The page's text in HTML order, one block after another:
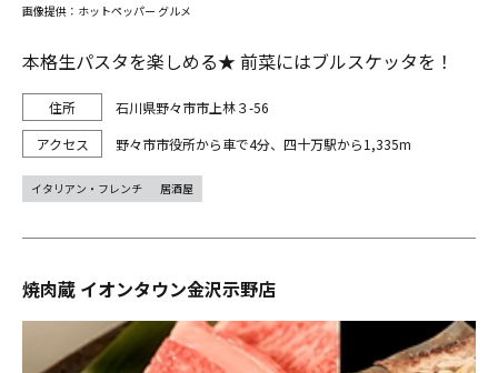
本格生パスタを楽しめる★ 前菜にはブルスケッタを！
石川県野々市市上林３-56
野々市市役所から車で4分、四十万駅から1,335m
画像提供：ホットペッパー グルメ
イタリアン・フレンチ 居酒屋
焼肉蔵 イオンタウン金沢示野店